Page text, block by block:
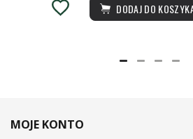
DODAJ DO
MOJE KONTO